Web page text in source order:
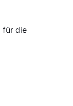
für die